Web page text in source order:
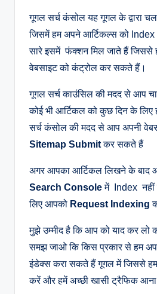
गूगल सर्च कंसोल यह गूगल के द्वारा
जिसमें हम अपने आर्टिकल्स को
सारे इसमें फंक्शन मिल जाते हैं जिससे
वेबसाइट को कंट्रोल कर सकते हैं।
गूगल सर्च काउंसिल की मदद से आप
कोई भी आर्टिकल को कुछ दिन के
सर्च कंसोल की मदद से आप अपनी
Sitemap Submitकर सकते हैं
अगर आपका आर्टिकल लिखने के बाद
Search Consoleमें Index नहीं
लिए आपको Request Indexing
मुझे उम्मीद है कि आप को याद कर
समझ जाओ कि किस प्रकार से हम
इंडेक्स करा सकते हैं गूगल में जिससे
करें और हमें अच्छी खासी ट्रैफिक आना